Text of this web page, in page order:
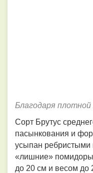
Благодаря
Сорт Брутус
пасынкования и
усыпан ребристыми
«лишние»
до 20 см и весом до